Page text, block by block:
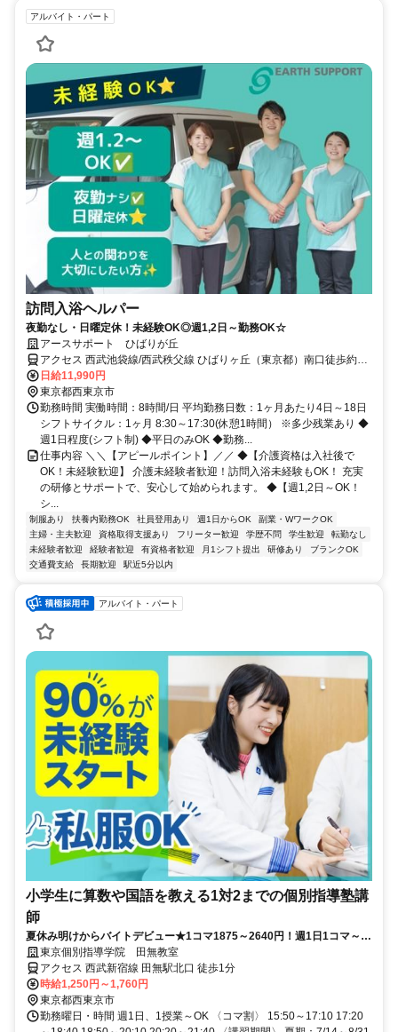
アルバイト・パート
訪問入浴ヘルパー
夜勤なし・日曜定休！未経験OK◎週1,2日～勤務OK☆
アースサポート ひばりが丘
アクセス 西武池袋線/西武秩父線 ひばりヶ丘（東京都）南口徒歩約5
分、西武池袋線/西武秩父線 東久留米東口徒歩約21分、西武池袋線/西
武有楽町線 保谷南口徒歩約36分
日給11,990円
東京都西東京市
勤務時間 実働時間：8時間/日 平均勤務日数：1ヶ月あたり4日～18日
シフトサイクル：1ヶ月 8:30～17:30(休憩1時間） ※多少残業あり ◆
週1日程度(シフト制) ◆平日のみOK ◆勤務...
仕事内容 ＼＼【アピールポイント】／／ ◆【介護資格は入社後で
OK！未経験歓迎】 介護未経験者歓迎！訪問入浴未経験もOK！ 充実
の研修とサポートで、安心して始められます。 ◆【週1,2日～OK！
シ...
制服あり 扶養内勤務OK 社員登用あり 週1日からOK
副業・WワークOK
主婦・主夫歓迎
資格取得支援あり フリーター歓迎 学歴不問 学生歓迎
転勤なし
未経験者歓迎
経験者歓迎 有資格者歓迎 月1シフト提出 研修あり
ブランクOK
交通費支給
長期歓迎 駅近5分以内
アルバイト・パート
小学生に算数や国語を教える1対2までの個別指導塾講
師
夏休み明けからバイトデビュー★1コマ1875～2640円！週1日1コマ～私
服でok◎
東京個別指導学院 田無教室
アクセス 西武新宿線 田無駅北口 徒歩1分
時給1,250円～1,760円
東京都西東京市
勤務曜日・時間 週1日、1授業～OK 〈コマ割〉 15:50～17:10 17:20